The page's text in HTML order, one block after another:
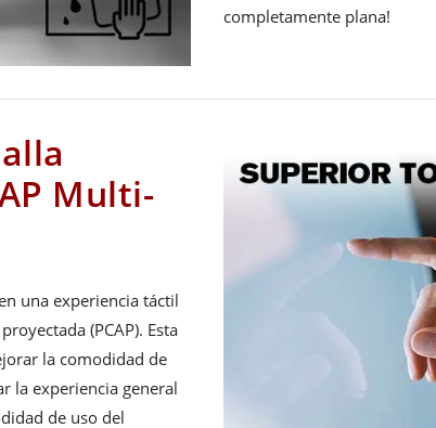
completamente plana!
Multi-
una experiencia táctil
(PCAP). Esta
la comodidad de
la experiencia general
de uso del